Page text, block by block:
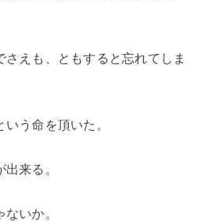
えも、ともすると忘れてしま
う命を頂いた。
来る。
いか。